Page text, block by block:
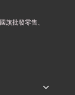
國旗批發零售、